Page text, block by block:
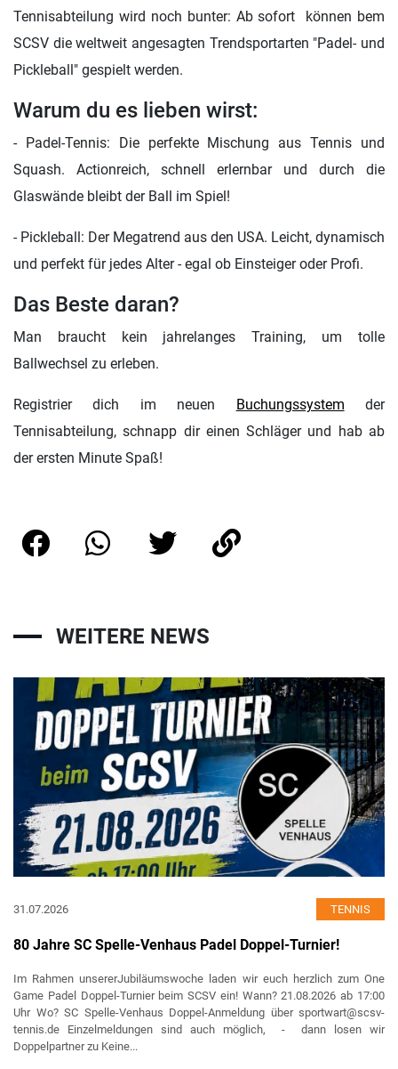
Tennisabteilung wird noch bunter: Ab sofort können bem
SCSV die weltweit angesagten Trendsportarten "Padel- und
Pickleball" gespielt werden.
Warum du es lieben wirst:
- Padel-Tennis: Die perfekte Mischung aus Tennis und
Squash. Actionreich, schnell erlernbar und durch die
Glaswände bleibt der Ball im Spiel!
- Pickleball: Der Megatrend aus den USA. Leicht, dynamisch
und perfekt für jedes Alter - egal ob Einsteiger oder Profi.
Das Beste daran?
Man braucht kein jahrelanges Training, um tolle
Ballwechsel zu erleben.
Registrier dich im neuen Buchungssystem der
Tennisabteilung, schnapp dir einen Schläger und hab ab
der ersten Minute Spaß!
WEITERE NEWS
31.07.2026 TENNIS
80 Jahre SC Spelle-Venhaus Padel Doppel-Turnier!
Im Rahmen unsererJubiläumswoche laden wir euch herzlich zum One
Game Padel Doppel-Turnier beim SCSV ein! Wann? 21.08.2026 ab 17:00
Uhr Wo? SC Spelle-Venhaus Doppel-Anmeldung über sportwart@scsv-
tennis.de Einzelmeldungen sind auch möglich, - dann losen wir
Doppelpartner zu ⁠Keine...